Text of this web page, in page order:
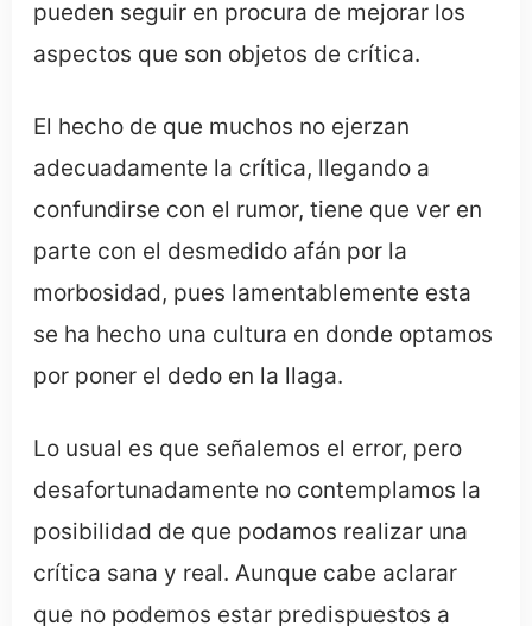
pueden seguir en procura de mejorar los
aspectos que son objetos de crítica.
El hecho de que muchos no ejerzan
adecuadamente la crítica, llegando a
confundirse con el rumor, tiene que ver en
parte con el desmedido afán por la
morbosidad, pues lamentablemente esta
se ha hecho una cultura en donde optamos
por poner el dedo en la llaga.
Lo usual es que señalemos el error, pero
desafortunadamente no contemplamos la
posibilidad de que podamos realizar una
crítica sana y real. Aunque cabe aclarar
que no podemos estar predispuestos a